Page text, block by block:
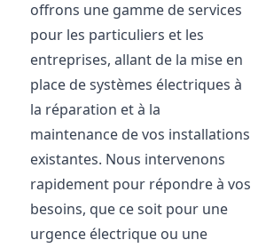
offrons une gamme de services
pour les particuliers et les
entreprises, allant de la mise en
place de systèmes électriques à
la réparation et à la
maintenance de vos installations
existantes. Nous intervenons
rapidement pour répondre à vos
besoins, que ce soit pour une
urgence électrique ou une